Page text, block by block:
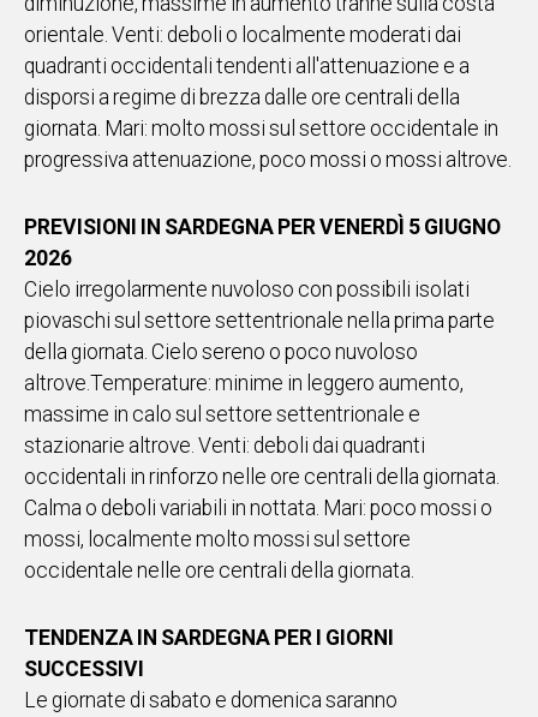
orientale. Venti: deboli o localmente moderati dai
quadranti occidentali tendenti all'attenuazione e a
disporsi a regime di brezza dalle ore centrali della
giornata. Mari: molto mossi sul settore occidentale in
progressiva attenuazione, poco mossi o mossi altrove.
PREVISIONI IN SARDEGNA PER VENERDÌ 5 GIUGNO
2026
Cielo irregolarmente nuvoloso con possibili isolati
piovaschi sul settore settentrionale nella prima parte
della giornata. Cielo sereno o poco nuvoloso
altrove.Temperature: minime in leggero aumento,
massime in calo sul settore settentrionale e
stazionarie altrove. Venti: deboli dai quadranti
occidentali in rinforzo nelle ore centrali della giornata.
Calma o deboli variabili in nottata. Mari: poco mossi o
mossi, localmente molto mossi sul settore
occidentale nelle ore centrali della giornata.
TENDENZA IN SARDEGNA PER I GIORNI
SUCCESSIVI
Le giornate di sabato e domenica saranno